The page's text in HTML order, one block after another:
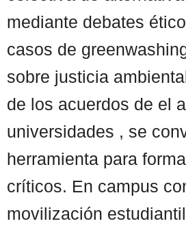
mediante debates
casos de
sobre justicia
de los acuerdos de el
universidades , se
herramienta para
críticos. En campus
movilización